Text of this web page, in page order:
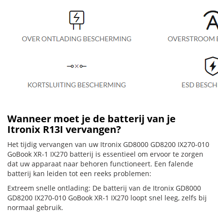
Wanneer moet je de batterij van je
Itronix R13I vervangen?
Het tijdig vervangen van uw Itronix GD8000 GD8200 IX270-010
GoBook XR-1 IX270 batterij is essentieel om ervoor te zorgen
dat uw apparaat naar behoren functioneert. Een falende
batterij kan leiden tot een reeks problemen:
Extreem snelle ontlading: De batterij van de Itronix GD8000
GD8200 IX270-010 GoBook XR-1 IX270 loopt snel leeg, zelfs bij
normaal gebruik.